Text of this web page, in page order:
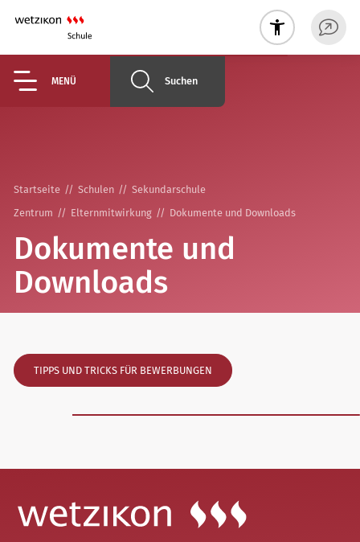
MENÜ Suchen
Startseite Schulen
Sekundarschule
Zentrum
Elternmitwirkung Dokumente und Downloads
Dokumente und
Downloads
TIPPS UND TRICKS FÜR BEWERBUNGEN